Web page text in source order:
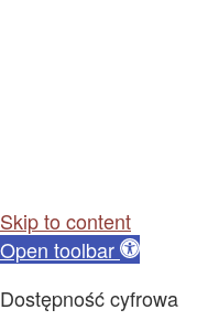
Skip to content
Open toolbar
Dostępność cyfrowa